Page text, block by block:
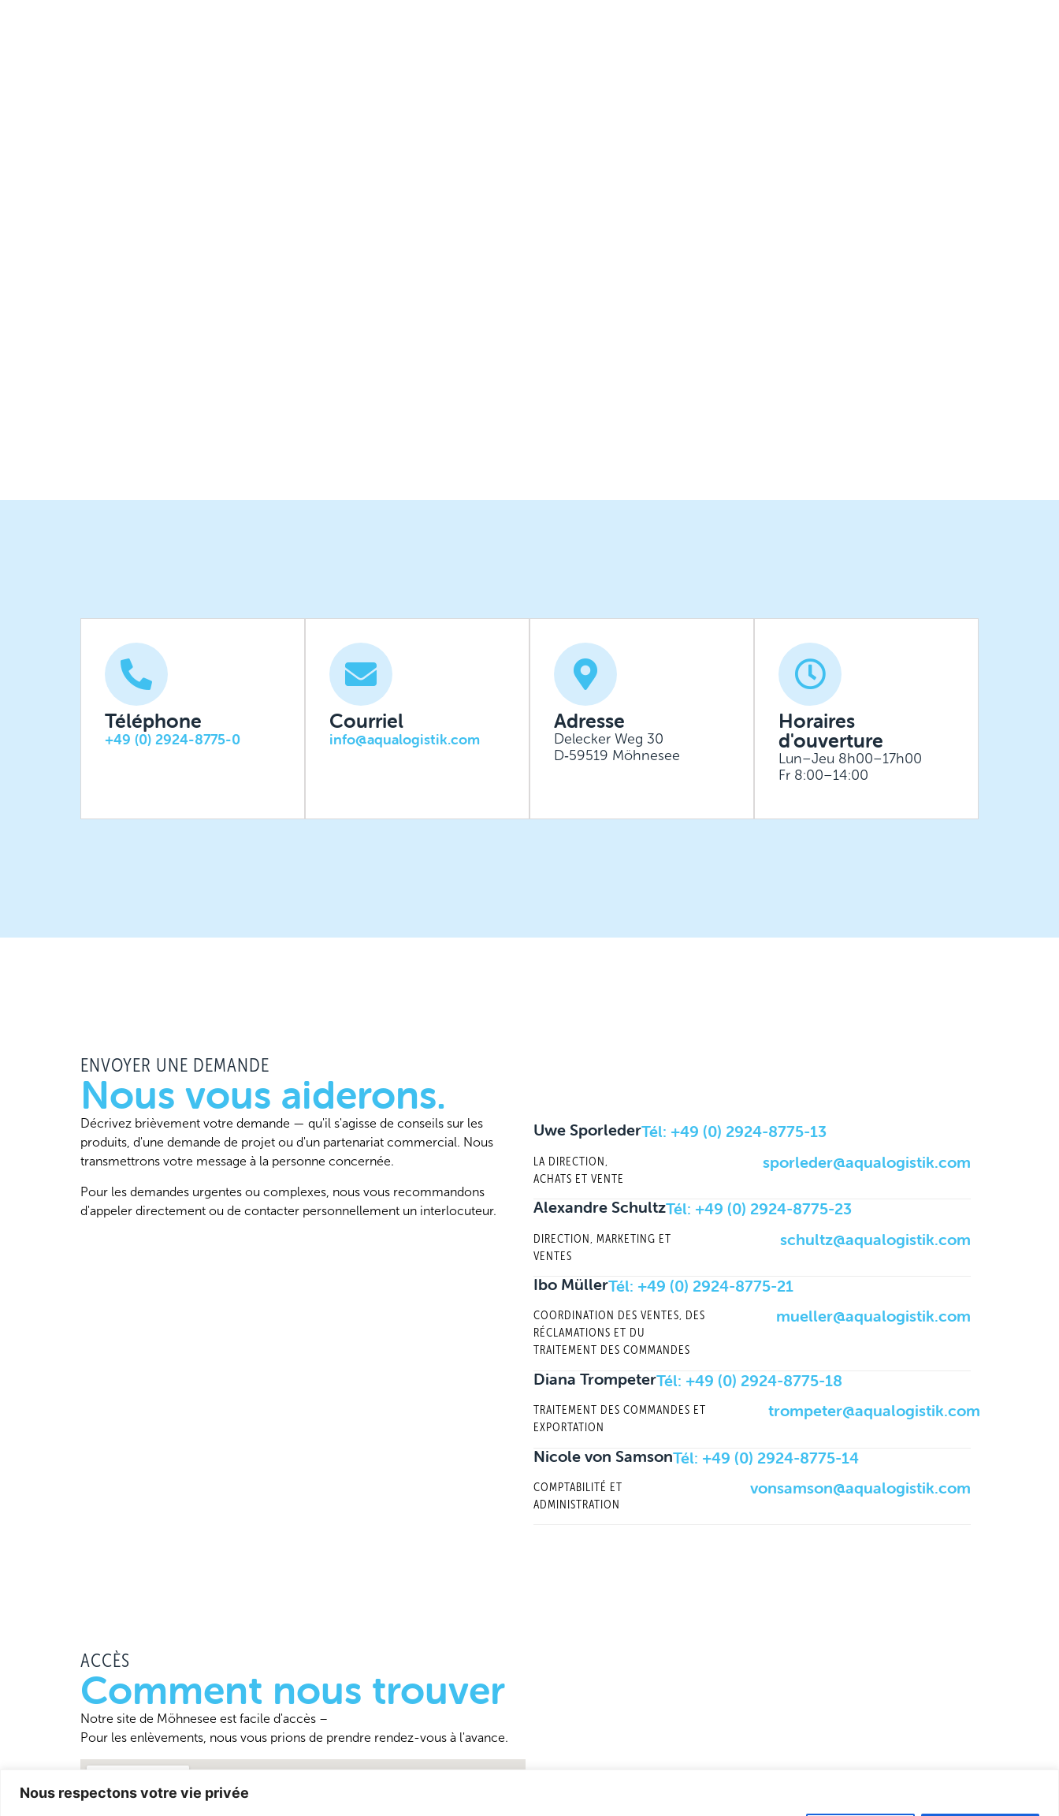
Nous respectons votre vie privée
Téléphone
+49 (0) 2924-8775-0
Courriel
info@aqualogistik.com
Adresse
Delecker Weg 30
D‑59519 Möhnesee
Horaires
d'ouverture
Lun–Jeu 8h00–17h00
Fr 8:00–14:00
ENVOYER UNE DEMANDE
Nous vous aiderons.
Décrivez brièvement votre demande — qu'il s'agisse de conseils sur les
produits, d'une demande de projet ou d'un partenariat commercial. Nous
transmettrons votre message à la personne concernée.
Pour les demandes urgentes ou complexes, nous vous recommandons
d'appeler directement ou de contacter personnellement un interlocuteur.
Uwe SporlederTél: +49 (0) 2924-8775-13
LA DIRECTION,
ACHATS ET VENTE
sporleder@aqualogistik.com
Alexandre SchultzTél: +49 (0) 2924-8775-23
DIRECTION, MARKETING ET
VENTES
schultz@aqualogistik.com
Ibo MüllerTél: +49 (0) 2924-8775-21
COORDINATION DES VENTES, DES
RÉCLAMATIONS ET DU
TRAITEMENT DES COMMANDES
mueller@aqualogistik.com
Diana TrompeterTél: +49 (0) 2924-8775-18
TRAITEMENT DES COMMANDES ET
EXPORTATION
trompeter@aqualogistik.com
Nicole von SamsonTél: +49 (0) 2924-8775-14
COMPTABILITÉ ET
ADMINISTRATION
vonsamson@aqualogistik.com
ACCÈS
Comment nous trouver
Notre site de Möhnesee est facile d'accès –
Pour les enlèvements, nous vous prions de prendre rendez-vous à l'avance.